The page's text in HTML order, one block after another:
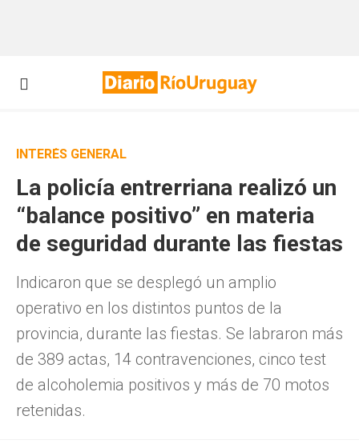
INTERÉS GENERAL
La policía entrerriana realizó un
“balance positivo” en materia
de seguridad durante las fiestas
Indicaron que se desplegó un amplio
operativo en los distintos puntos de la
provincia, durante las fiestas. Se labraron más
de 389 actas, 14 contravenciones, cinco test
de alcoholemia positivos y más de 70 motos
retenidas.